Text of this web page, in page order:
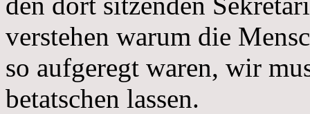
verstehen warum die
so aufgeregt waren, wir
betatschen lassen.